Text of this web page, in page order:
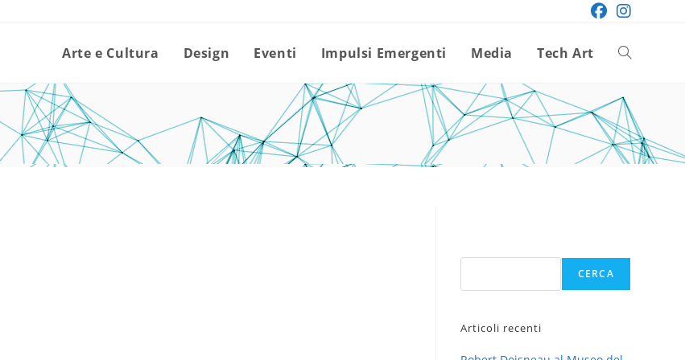
Arte e Cultura Design Eventi Impulsi Emergenti Media Tech Art Attiva/
la
sito
CERCA
Articoli recenti